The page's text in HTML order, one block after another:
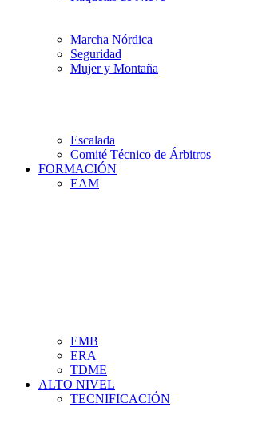
Marcha Nórdica
Seguridad
Mujer y Montaña
Escalada
Comité Técnico de Árbitros
FORMACIÓN
EAM
EMB
ERA
TDME
ALTO NIVEL
TECNIFICACIÓN